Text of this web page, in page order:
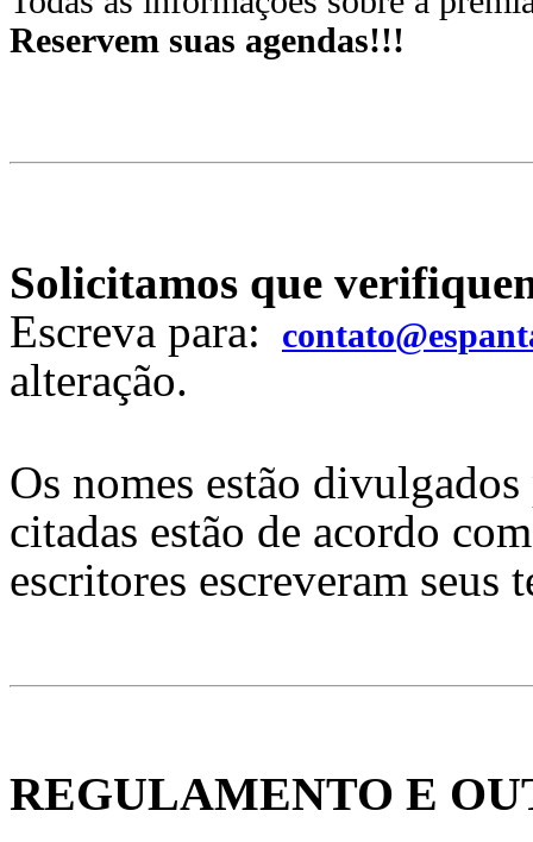
Reservem suas agendas!!!
Solicitamos que
Escreva para:
alteração.
Os nomes estão
citadas estão de acordo
escritores escreveram seus
REGULAMENTO E